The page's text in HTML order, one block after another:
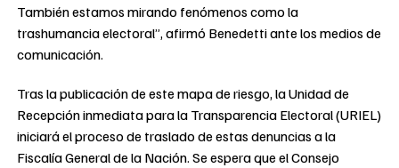
También estamos mirando fenómenos como la
trashumancia electoral”, afirmó Benedetti ante los medios de
comunicación.
Tras la publicación de este mapa de riesgo, la Unidad de
Recepción inmediata para la Transparencia Electoral (URIEL)
iniciará el proceso de traslado de estas denuncias a la
Fiscalía General de la Nación. Se espera que el Consejo